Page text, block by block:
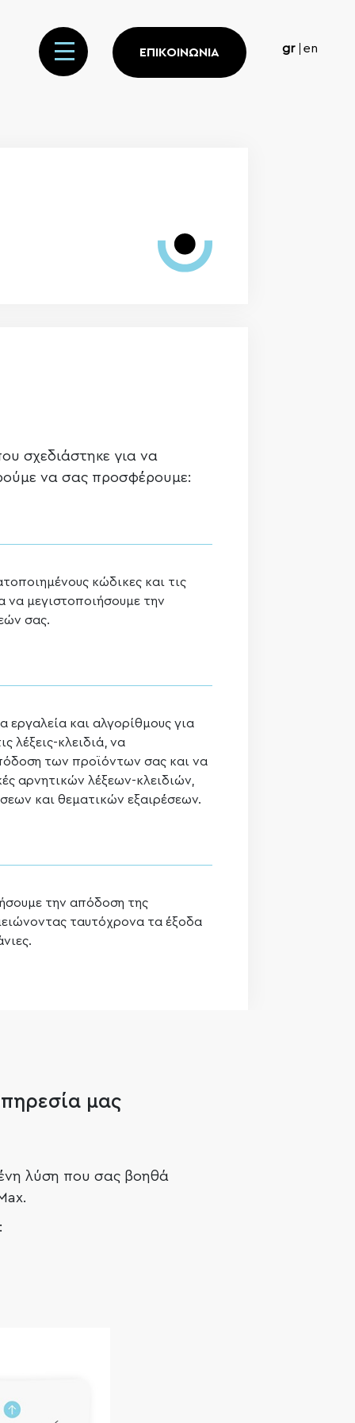
gr en
ΕΠΙΚΟΙΝΩΝΙΑ
σχεδιάστηκε για να
να σας προσφέρουμε:
κώδικες και τις
να μεγιστοποιήσουμε την
σας.
και αλγορίθμους για
λέξεις-κλειδιά, να
των προϊόντων σας και να
αρνητικών λέξεων-κλειδιών,
και θεματικών εξαιρέσεων.
την απόδοση της
ταυτόχρονα τα έξοδα
μας
λύση που σας βοηθά